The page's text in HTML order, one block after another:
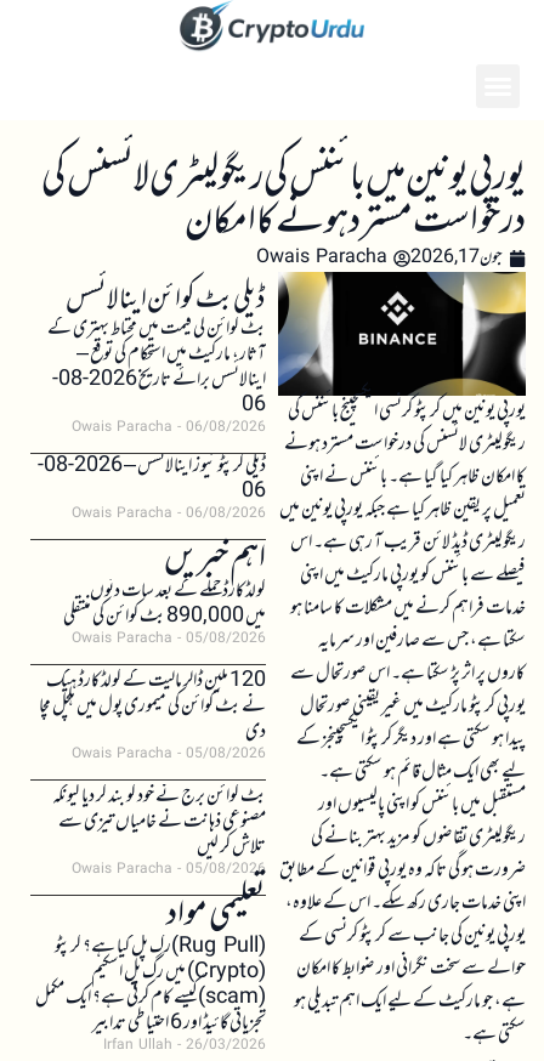
یورپی یونین میں بائننس کی ریگولیٹری لائسنس کی
درخواست مسترد ہونے کا امکان
جون 17, 2026 Owais Paracha
یورپی یونین میں کرپٹو کرنسی ایکسچینج بائننس کی
ریگولیٹری لائسنس کی درخواست مسترد ہونے
کا امکان ظاہر کیا گیا ہے۔ بائننس نے اپنی
تعمیل پر یقین ظاہر کیا ہے جبکہ یورپی یونین میں
ریگولیٹری ڈیڈ لائن قریب آ رہی ہے۔ اس
فیصلے سے بائننس کو یورپی مارکیٹ میں اپنی
خدمات فراہم کرنے میں مشکلات کا سامنا ہو
سکتا ہے، جس سے صارفین اور سرمایہ
کاروں پر اثر پڑ سکتا ہے۔ اس صورتحال سے
یورپی کرپٹو مارکیٹ میں غیر یقینی صورتحال
پیدا ہو سکتی ہے اور دیگر کرپٹو ایکسچینجز کے
لیے بھی ایک مثال قائم ہو سکتی ہے۔
مستقبل میں بائننس کو اپنی پالیسیوں اور
ریگولیٹری تقاضوں کو مزید بہتر بنانے کی
ضرورت ہو گی تاکہ وہ یورپی قوانین کے مطابق
اپنی خدمات جاری رکھ سکے۔ اس کے علاوہ،
یورپی یونین کی جانب سے کرپٹو کرنسی کے
حوالے سے سخت نگرانی اور ضوابط کا امکان
ہے، جو مارکیٹ کے لیے ایک اہم تبدیلی ہو
سکتی ہے۔
ڈیلی بٹ کوائن اینالائسس
بٹ کوائن کی قیمت میں محتاط بہتری کے
آثار، مارکیٹ میں استحکام کی توقع –
اینالائسس برائے تاریخ 2026-08-
06
Owais Paracha 06/08/2026
ڈیلی کرپٹو نیوز اینالائسس – 2026-08-
06
Owais Paracha 06/08/2026
اہم خبریں
کولڈکارڈ حملے کے بعد سات دنوں
میں 890,000 بٹ کوائن کی منتقلی
Owais Paracha 05/08/2026
120 ملین ڈالر مالیت کے کولڈکارڈ ہیک
نے بٹ کوائن کی میموری پول میں ہلچل مچا
دی
Owais Paracha 05/08/2026
بٹ کوائن برج نے خود کو بند کر دیا کیونکہ
مصنوعی ذہانت نے خامیاں تیزی سے
تلاش کر لیں
Owais Paracha 05/08/2026
تعلیمی مواد(Rug Pull)رگ پل کیا ہے؟ کرپٹو
(Crypto) میں رگ پل اسکیم
(scam)کیسے کام کرتی ہے؟ ایک مکمل
تجزیاتی گائیڈ اور 6 احتیاطی تدابیر
Irfan Ullah 26/03/2026